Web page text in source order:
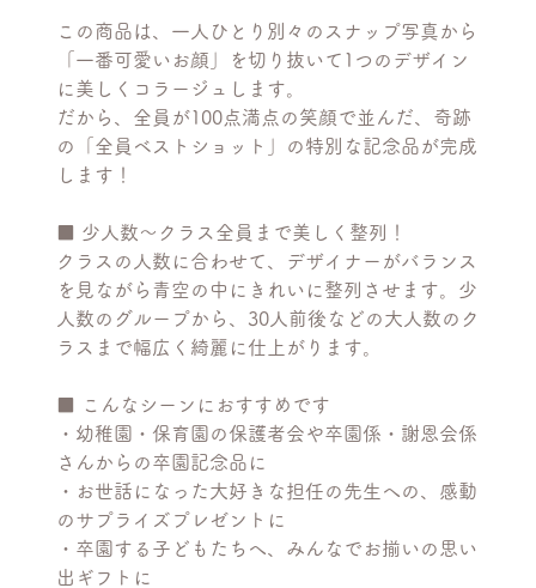
この商品は、一人ひとり別々のスナップ写真から
「一番可愛いお顔」を切り抜いて1つのデザイン
に美しくコラージュします。
だから、全員が100点満点の笑顔で並んだ、奇跡
の「全員ベストショット」の特別な記念品が完成
します！
■ 少人数〜クラス全員まで美しく整列！
クラスの人数に合わせて、デザイナーがバランス
を見ながら青空の中にきれいに整列させます。少
人数のグループから、30人前後などの大人数のク
ラスまで幅広く綺麗に仕上がります。
■ こんなシーンにおすすめです
・幼稚園・保育園の保護者会や卒園係・謝恩会係
さんからの卒園記念品に
・お世話になった大好きな担任の先生への、感動
のサプライズプレゼントに
・卒園する子どもたちへ、みんなでお揃いの思い
出ギフトに